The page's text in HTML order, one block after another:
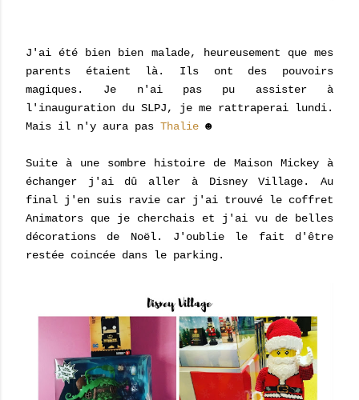
J'ai été bien bien malade, heureusement que mes
parents étaient là. Ils ont des pouvoirs
magiques. Je n'ai pas pu assister à
l'inauguration du SLPJ, je me rattraperai lundi.
Mais il n'y aura pas Thalie ☻
Suite à une sombre histoire de Maison Mickey à
échanger j'ai dû aller à Disney Village. Au
final j'en suis ravie car j'ai trouvé le coffret
Animators que je cherchais et j'ai vu de belles
décorations de Noël. J'oublie le fait d'être
restée coincée dans le parking.